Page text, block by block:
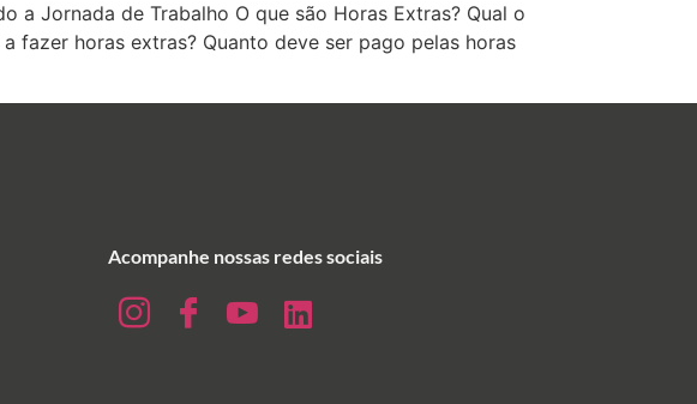
a Jornada de Trabalho O que são Horas Extras? Qual o
fazer horas extras? Quanto deve ser pago pelas horas
Acompanhe nossas redes sociais